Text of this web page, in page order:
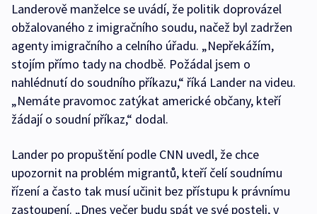
Landerově manželce se uvádí, že politik doprovázel
obžalovaného z imigračního soudu, načež byl zadržen
agenty imigračního a celního úřadu. „Nepřekážím,
stojím přímo tady na chodbě. Požádal jsem o
nahlédnutí do soudního příkazu,“ říká Lander na videu.
„Nemáte pravomoc zatýkat americké občany, kteří
žádají o soudní příkaz,“ dodal.
Lander po propuštění podle CNN uvedl, že chce
upozornit na problém migrantů, kteří čelí soudnímu
řízení a často tak musí učinit bez přístupu k právnímu
zastoupení. „Dnes večer budu spát ve své posteli, v